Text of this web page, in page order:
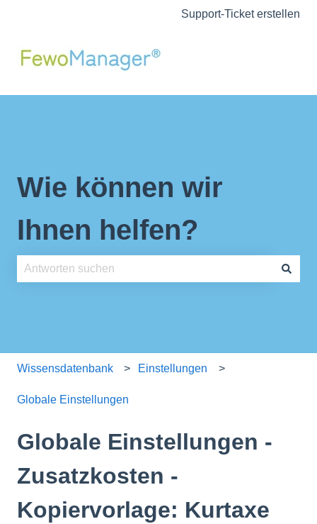
Support-Ticket erstellen
Wie können wir
Ihnen helfen?
Wissensdatenbank Einstellungen
Globale Einstellungen
Globale Einstellungen -
Zusatzkosten -
Kopiervorlage: Kurtaxe